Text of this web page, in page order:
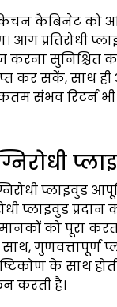
कैबिनेट को
प्रतिरोधी
करना
कर सकें, साथ ही
संभव रिटर्न भी
प्लाइवुड
प्लाइवुड
को पूरा
गुणवत्तापूर्ण
के साथ
करती है।